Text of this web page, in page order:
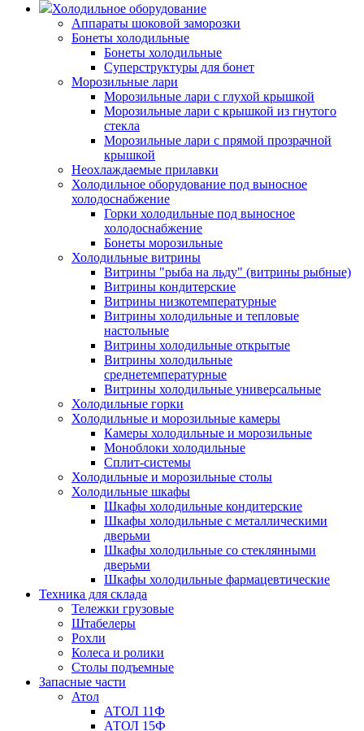
Холодильное оборудование
Аппараты шоковой заморозки
Бонеты холодильные
Бонеты холодильные
Суперструктуры для бонет
Морозильные лари
Морозильные лари с глухой крышкой
Морозильные лари с крышкой из гнутого
стекла
Морозильные лари с прямой прозрачной
крышкой
Неохлаждаемые прилавки
Холодильное оборудование под выносное
холодоснабжение
Горки холодильные под выносное
холодоснабжение
Бонеты морозильные
Холодильные витрины
Витрины "рыба на льду" (витрины рыбные)
Витрины кондитерские
Витрины низкотемпературные
Витрины холодильные и тепловые
настольные
Витрины холодильные открытые
Витрины холодильные
среднетемпературные
Витрины холодильные универсальные
Холодильные горки
Холодильные и морозильные камеры
Камеры холодильные и морозильные
Моноблоки холодильные
Сплит-системы
Холодильные и морозильные столы
Холодильные шкафы
Шкафы холодильные кондитерские
Шкафы холодильные с металлическими
дверьми
Шкафы холодильные со стеклянными
дверьми
Шкафы холодильные фармацевтические
Техника для склада
Тележки грузовые
Штабелеры
Рохли
Колеса и ролики
Столы подъемные
Запасные части
Атол
АТОЛ 11Ф
АТОЛ 15Ф